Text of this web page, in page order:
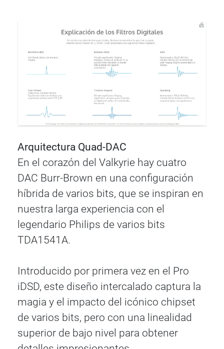
Arquitectura Quad-DAC
En el corazón del Valkyrie hay cuatro
DAC Burr-Brown en una configuración
híbrida de varios bits, que se inspiran en
nuestra larga experiencia con el
legendario Philips de varios bits
TDA1541A.
Introducido por primera vez en el Pro
iDSD, este diseño intercalado captura la
magia y el impacto del icónico chipset
de varios bits, pero con una linealidad
superior de bajo nivel para obtener